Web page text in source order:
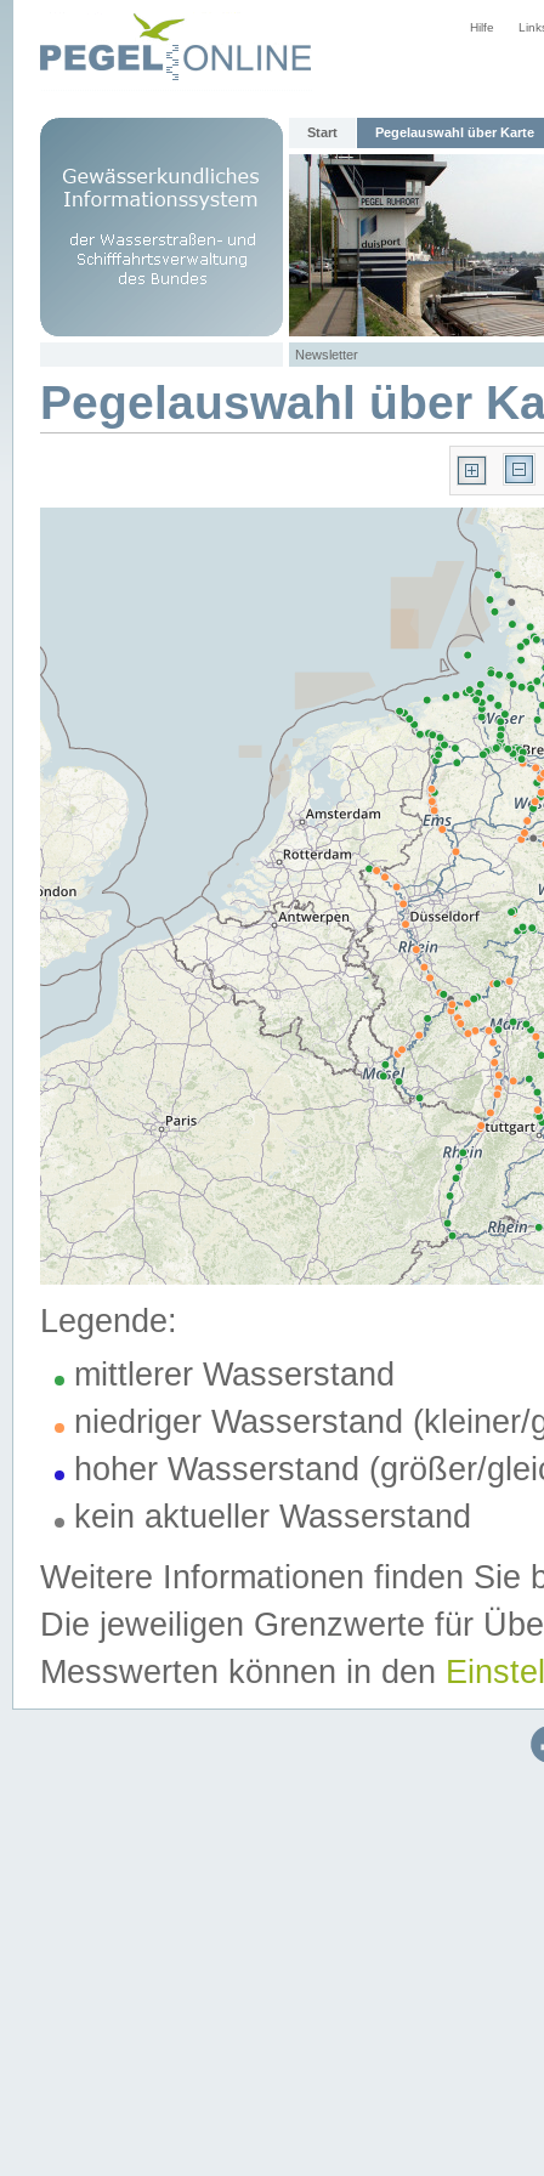
Hilfe
Start Pegelauswahl über Karte
Newsletter
Pegelauswahl über
Legende:
mittlerer Wasserstand
niedriger Wasserstand (kleiner/
hoher Wasserstand (größer/
kein aktueller Wasserstand
Weitere Informationen finden Sie
Die jeweiligen Grenzwerte für
Messwerten können in den